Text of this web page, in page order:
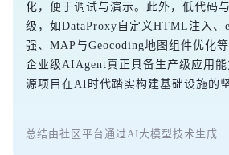
化，便于调试与演示。此外，低代码
级，如DataProxy自定义HTML注入、
强、MAP与Geocoding地图组件优化
企业级AIAgent真正具备生产级应用
源项目在AI时代踏实构建基础设施的
总结由社区平台通过AI大模型技术生成